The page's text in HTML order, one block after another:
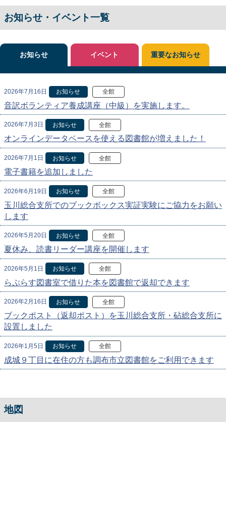
お知らせ・イベント一覧
お知らせ
2026年7月16日 お知らせ 全館
音訳ボランティア養成講座（中級）を実施します。
2026年7月3日 お知らせ 全館
オンラインデータベースを使える図書館が増えました！
2026年7月1日 お知らせ 全館
電子書籍を追加しました
2026年6月19日 お知らせ 全館
玉川総合支所でのブックボックス実証実験にご協力をお願い
します
2026年5月20日 お知らせ 全館
夏休み、読書リーダー講座を開催します
2026年5月1日 お知らせ 全館
らぷらす図書室で借りた本を図書館で返却できます
2026年2月16日 お知らせ 全館
ブックポスト（返却ポスト）を玉川総合支所・砧総合支所に
設置しました
2026年1月5日 お知らせ 全館
成城９丁目に在住の方も調布市立図書館をご利用できます
イベント 重要なお知らせ
地図